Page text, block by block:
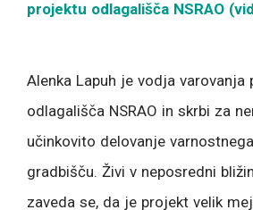
projektu odlagališča NSRAO
Alenka Lapuh je vodja varovanja
odlagališča NSRAO in skrbi za
učinkovito delovanje
gradbišču. Živi v neposredni
zaveda se, da je projekt velik